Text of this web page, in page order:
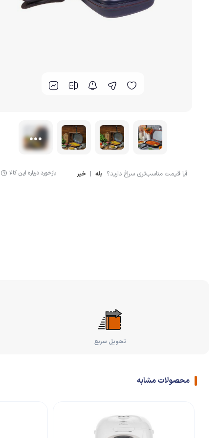
گوشت کوب برقی
آیا قیمت مناسب‌تری سراغ دارید؟ بله | خیر بازخورد درباره این کالا
تحویل سریع
محصولات مشابه